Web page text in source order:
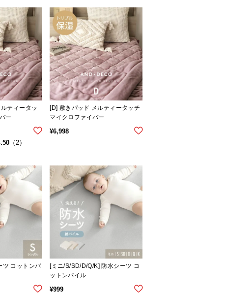
ティータッ
ー
（2）
[D] 敷きパッド メルティータッチ
マイクロファイバー
¥6,998
ツ コットンパ
[ミニ/S/SD/D/Q/K] 防水シーツ コ
ットンパイル
¥999